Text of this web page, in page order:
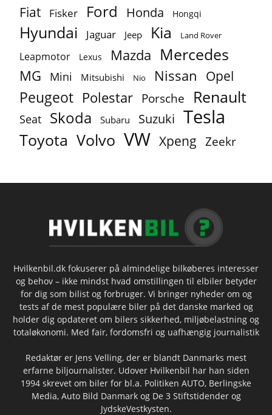
Fiat Fisker Ford Honda Hongqi
Hyundai Jaguar Jeep Kia Land Rover
Leapmotor Lexus Mazda Mercedes
MG Mini Mitsubishi Nio Nissan Opel
Peugeot Polestar Porsche Renault
Seat Skoda Subaru Suzuki Tesla
Toyota Volvo VW Xpeng Zeekr
Hvilkenbil.dk fokuserer på almindelige bilkøberes interesser
og behov – ikke mindst hvad omstillingen til elbiler betyder
for dig som bilist og forbruger. Vi bringer nyheder om og
tests af de mest populære biler på det danske marked og
holder dig opdateret om bilers sikkerhed, miljøbelastning og
totaløkonomi. Med fair, fordomsfri og uafhængig journalistik
Redaktør er Jens Velling, der er blandt Danmarks mest
erfarne biljournalister. Udover Hvilkenbil har han siden
1994 skrevet om biler for bl.a. Politiken AUTO, Berlingske
Media, Auto Bild Danmark og De 3 Stiftstidender og
JydskeVestkysten.